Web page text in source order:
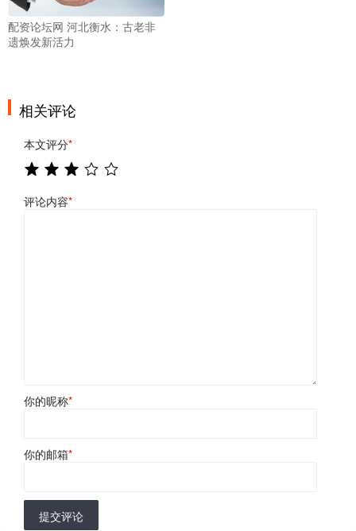
配资论坛网 河北衡水：古老非
遗焕发新活力
相关评论
本文评分*
评论内容*
你的昵称*
你的邮箱*
提交评论